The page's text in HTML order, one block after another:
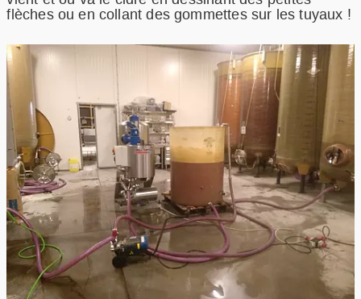
flèches ou en collant des gommettes sur les tuyaux !